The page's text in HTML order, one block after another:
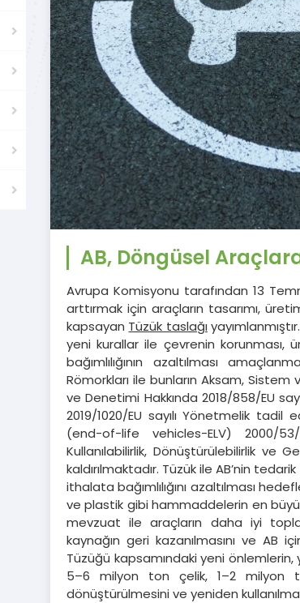
AB, Döngüsel
Avrupa Komisyonu tarafından 13
arttırmak için araçların tasarımı,
kapsayan Tüzük taslağı
yeni kurallar ile çevrenin korunması,
bağımlılığının azaltılması
Römorkları ile bunların Aksam,
ve Denetimi Hakkında 2018/858/EU
2019/1020/EU sayılı Yönetmelik
(end-of-life vehicles-ELV) 2000/
Kullanılabilirlik, Dönüştürülebilirlik ve
kaldırılmaktadır. Tüzük ile AB’nin
ithalata bağımlılığını azaltılması
ve plastik gibi hammaddelerin en
mevzuat ile araçların daha iyi
kaynağın geri kazanılmasını ve AB
Tüzüğü kapsamındaki yeni
5–6 milyon ton çelik, 1–2 milyon
dönüştürülmesini ve yeniden